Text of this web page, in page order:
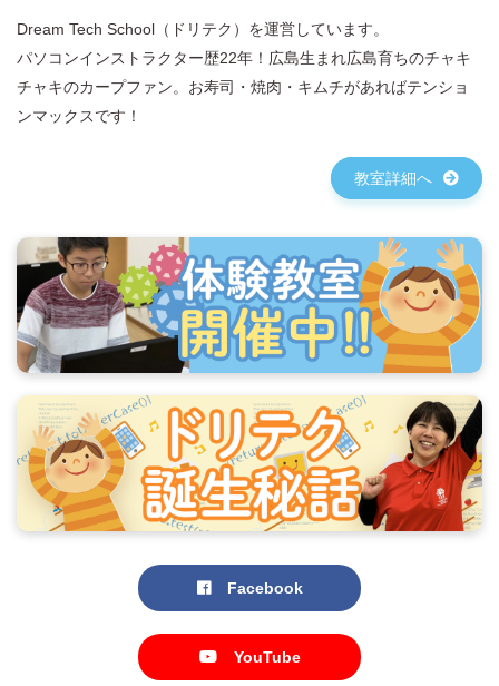
Dream Tech School（ドリテク）を運営しています。
パソコンインストラクター歴22年！広島生まれ広島育ちのチャキ
チャキのカープファン。お寿司・焼肉・キムチがあればテンショ
ンマックスです！
教室詳細へ
Facebook
YouTube